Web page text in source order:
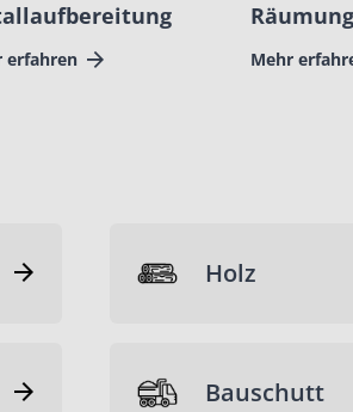
erfahren Mehr
Holz
Bauschutt